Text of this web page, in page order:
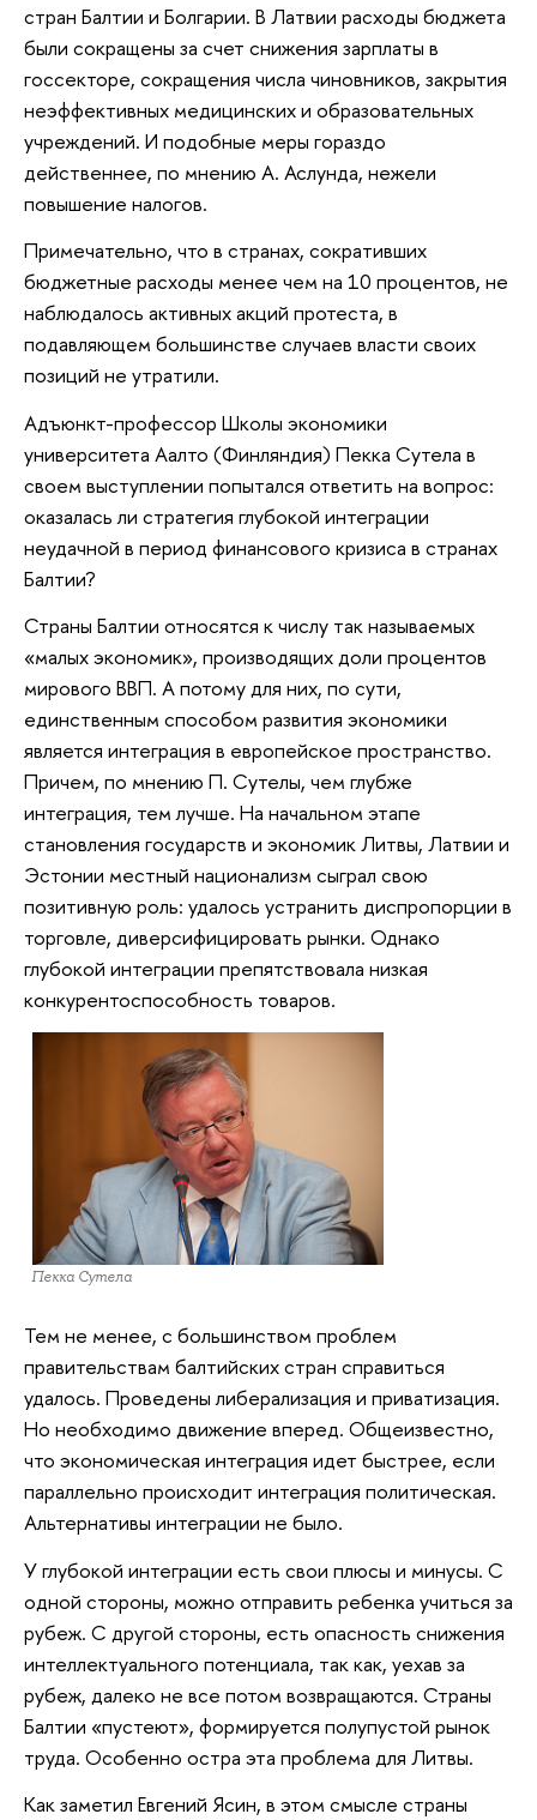
стран Балтии и Болгарии. В Латвии расходы бюджета
были сокращены за счет снижения зарплаты в
госсекторе, сокращения числа чиновников, закрытия
неэффективных медицинских и образовательных
учреждений. И подобные меры гораздо
действеннее, по мнению А. Аслунда, нежели
повышение налогов.
Примечательно, что в странах, сокративших
бюджетные расходы менее чем на 10 процентов, не
наблюдалось активных акций протеста, в
подавляющем большинстве случаев власти своих
позиций не утратили.
Адъюнкт-профессор Школы экономики
университета Аалто (Финляндия) Пекка Сутела в
своем выступлении попытался ответить на вопрос:
оказалась ли стратегия глубокой интеграции
неудачной в период финансового кризиса в странах
Балтии?
Страны Балтии относятся к числу так называемых
«малых экономик», производящих доли процентов
мирового ВВП. А потому для них, по сути,
единственным способом развития экономики
является интеграция в европейское пространство.
Причем, по мнению П. Сутелы, чем глубже
интеграция, тем лучше. На начальном этапе
становления государств и экономик Литвы, Латвии и
Эстонии местный национализм сыграл свою
позитивную роль: удалось устранить диспропорции в
торговле, диверсифицировать рынки. Однако
глубокой интеграции препятствовала низкая
конкурентоспособность товаров.
Пекка Сутела
Тем не менее, с большинством проблем
правительствам балтийских стран справиться
удалось. Проведены либерализация и приватизация.
Но необходимо движение вперед. Общеизвестно,
что экономическая интеграция идет быстрее, если
параллельно происходит интеграция политическая.
Альтернативы интеграции не было.
У глубокой интеграции есть свои плюсы и минусы. С
одной стороны, можно отправить ребенка учиться за
рубеж. С другой стороны, есть опасность снижения
интеллектуального потенциала, так как, уехав за
рубеж, далеко не все потом возвращаются. Страны
Балтии «пустеют», формируется полупустой рынок
труда. Особенно остра эта проблема для Литвы.
Как заметил Евгений Ясин, в этом смысле страны